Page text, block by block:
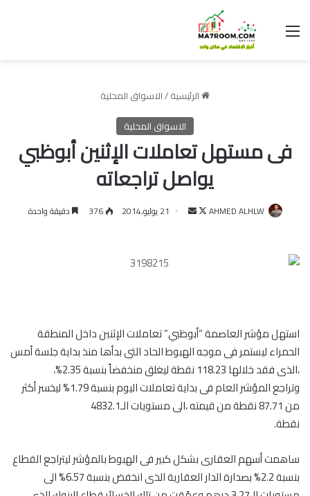
القائمة
الرئيسية/الاسواق المحلية
الاسواق المحلية
فى مستهل تعاملات الإثنين أبوظبي
يواصل تراجعاته
AHMED ALHLW
تابعأرسل 21 يوليو,2014 376 دقيقة واحدة
استهل مؤشر العاصمة “أبوظبي” تعاملات الإثنين داخل المنطقة
الحمراء ليستمر فى موجه الهبوط الحاد التى بدأها منذ بداية جلسة أمس
،الذى فقد خلالها 118.23 نقطة ليغلق منخفضاً بنسبة 2.35%،
وتراجع المؤشر العام فى بداية تعاملات اليوم بنسبة 1.79% ليخسر أكثر
من 87.71 نقطة من قيمته ،الى مستويات الـ4832.1
نقطة.
ساهمت أسهم العقارى بشكل كبير فى الهبوط بالمؤشر ليتراجع القطاع
بنسبة 2.2% بصدارة الدار العقارية الذى انخفض بنسبة 6.57% الى